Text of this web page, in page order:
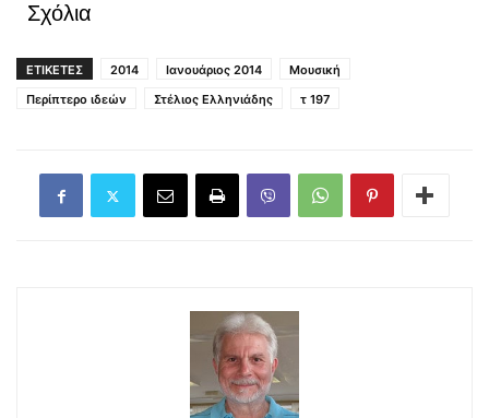
Σχόλια
ΕΤΙΚΕΤΕΣ 2014 Ιανουάριος 2014
Μουσική
Περίπτερο ιδεών
Στέλιος Ελληνιάδης τ 197